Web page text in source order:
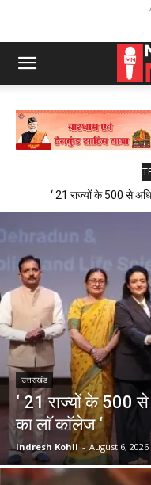
‘ 21 राज्यों के 500 से
उत्तराखंड
‘ 21 राज्यों के 500
का लाॅ काॅलेज ‘
Indresh Kohli - August 6, 2026